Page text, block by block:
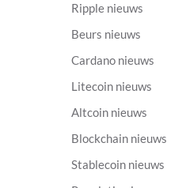
Ripple nieuws
Beurs nieuws
Cardano nieuws
Litecoin nieuws
Altcoin nieuws
Blockchain nieuws
Stablecoin nieuws